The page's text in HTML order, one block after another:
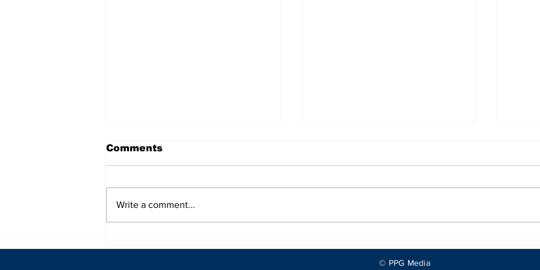
Chicago y guía a Team
caídas y noquea a
Prenga en una noche
Comments
Write a comment...
© PPG Media